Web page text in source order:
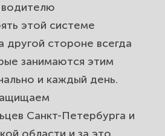
и несправедливые
автоэкспертиза в
докажем
ущерба.
услуги автоюриста
этой системе
другой стороне всегда
занимаются этим
и каждый день.
Санкт-Петербурга и